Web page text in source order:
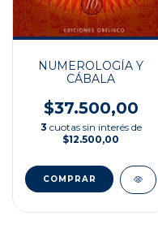
NUMEROLOGÍA Y
CÁBALA
$37.500,00
3 cuotas sin interés de
$12.500,00